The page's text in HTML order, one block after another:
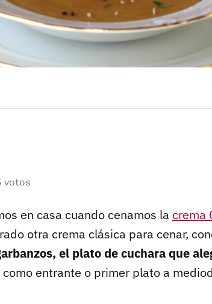
votos
en casa cuando cenamos la crema
otra crema clásica para cenar,
el plato de cuchara que
entrante o primer plato a